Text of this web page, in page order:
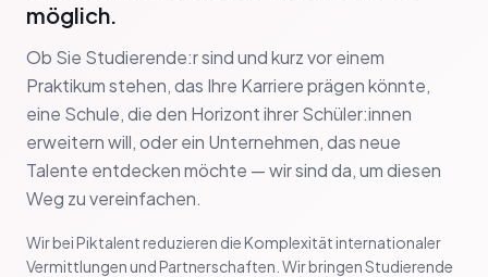
möglich.
Ob Sie Studierende:r sind und kurz vor einem
Praktikum stehen, das Ihre Karriere prägen könnte,
eine Schule, die den Horizont ihrer Schüler:innen
erweitern will, oder ein Unternehmen, das neue
Talente entdecken möchte — wir sind da, um diesen
Weg zu vereinfachen.
Wir bei Piktalent reduzieren die Komplexität internationaler
Vermittlungen und Partnerschaften. Wir bringen Studierende